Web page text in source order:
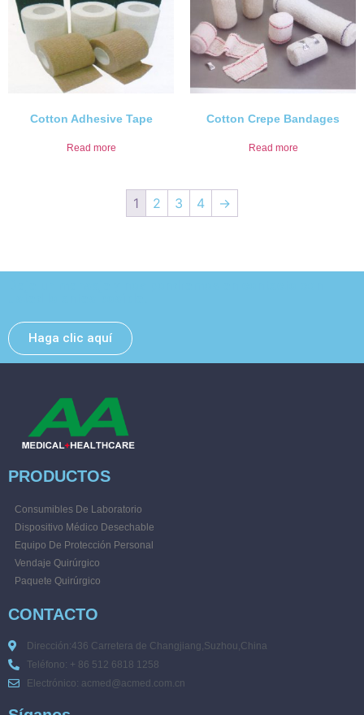
Cotton Adhesive Tape
Read more
Cotton Crepe Bandages
Read more
1 2 3 4 →
Haga clic aquí
PRODUCTOS
Consumibles De Laboratorio
Dispositivo Médico Desechable
Equipo De Protección Personal
Vendaje Quirúrgico
Paquete Quirúrgico
CONTACTO
Dirección:436 Carretera de Changjiang,Suzhou,China
Teléfono: + 86 512 6818 1258
Electrónico: acmed@acmed.com.cn